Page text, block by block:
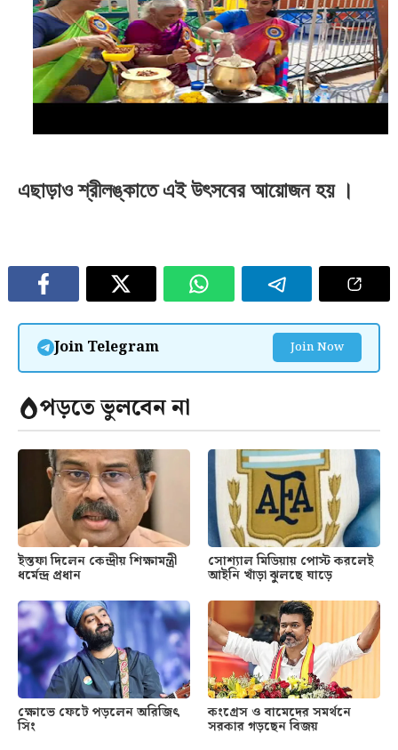
এছাড়াও শ্রীলঙ্কাতে এই উৎসবের আয়োজন হয় ।
Join Telegram Join Now
পড়তে ভুলবেন না
ইস্তফা দিলেন কেন্দ্রীয় শিক্ষামন্ত্রী
ধর্মেন্দ্র প্রধান
সোশ্যাল মিডিয়ায় পোস্ট করলেই
আইনি খাঁড়া ঝুলছে ঘাড়ে
ক্ষোভে ফেটে পড়লেন অরিজিৎ
সিং
কংগ্রেস ও বামেদের সমর্থনে
সরকার গড়ছেন বিজয়